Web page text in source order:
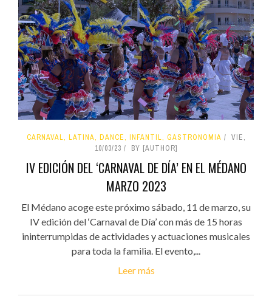
CARNAVAL, LATINA, DANCE, INFANTIL, GASTRONOMIA
VIE,
10/03/23
BY [AUTHOR]
IV EDICIÓN DEL ‘CARNAVAL DE DÍA’ EN EL MÉDANO
MARZO 2023
El Médano acoge este próximo sábado, 11 de marzo, su
IV edición del ‘Carnaval de Día’ con más de 15 horas
ininterrumpidas de actividades y actuaciones musicales
para toda la familia. El evento,...
Leer más